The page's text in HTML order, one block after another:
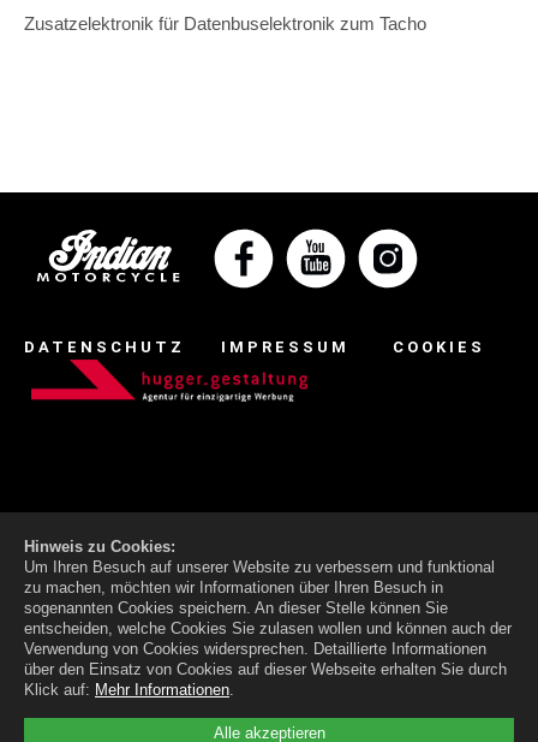
Alle akzeptieren
Hinweis zu Cookies:
Um Ihren Besuch auf unserer Website zu verbessern und funktional
zu machen, möchten wir Informationen über Ihren Besuch in
sogenannten Cookies speichern. An dieser Stelle können Sie
entscheiden, welche Cookies Sie zulasen wollen und können auch der
Verwendung von Cookies widersprechen. Detaillierte Informationen
über den Einsatz von Cookies auf dieser Webseite erhalten Sie durch
Klick auf: Mehr Informationen
Zusatzelektronik für Datenbuselektronik zum Tacho
DATENSCHUTZ IMPRESSUM COOKIES